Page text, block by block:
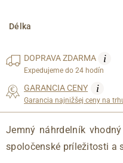
Délka
DOPRAVAZDARMA i
Expedujeme do 24 hodín
GARANCIA CENY i
Garancia najnižšej ceny na
Jemný náhrdelník
spoločenské príležitosti a